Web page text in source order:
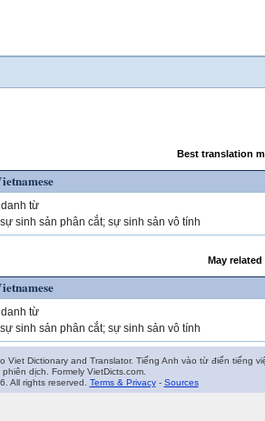
Best translation
từ
sinh sản phân cắt; sự sinh sản vô tính
May
từ
sinh sản phân cắt; sự sinh sản vô tính
Viet Dictionary and Translator. Tiếng Anh vào từ điển tiếng
phiên dịch. Formely VietDicts.com.
All rights reserved. Terms & Privacy- Sources